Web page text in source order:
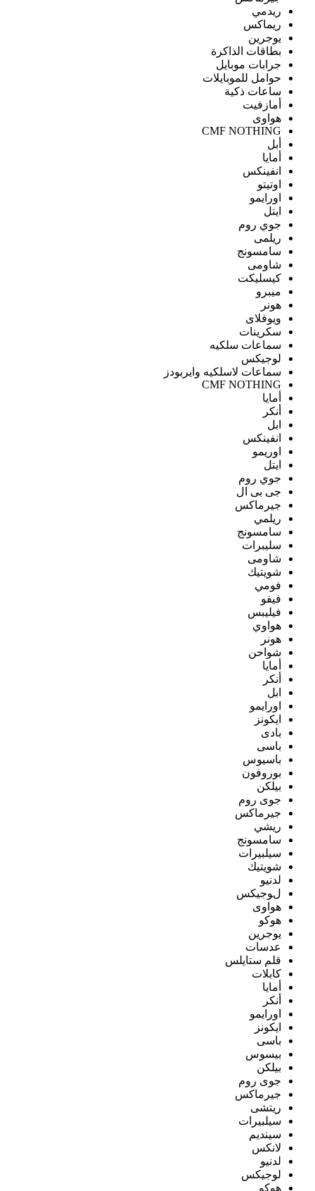
ريدمي
ريماكس
يوجرين
بطاقات الذاكرة
جرابات موبايل
حوامل للموبايلات
ساعات ذكية
أمازفيت
هواوى
CMF NOTHING
أبل
أمايا
انفينكس
اوتيتو
اورايمو
ايتل
جوي روم
ريلمى
سامسونج
شاومى
كيسليكت
ميبرو
هونر
ويوفلاى
سكرينات
سماعات سلكيه
لوجيكس
سماعات لاسلكيه وايربودز
CMF NOTHING
أمايا
أنكر
ابل
انفينكس
اوريمو
ايتل
جوي روم
جى بى ال
جيرماكس
ريلمي
سامسونج
سليبرات
شاومى
شويتيك
فومي
فيفو
فيليبس
هواوي
هونر
شواحن
أمايا
أنكر
ابل
اورايمو
ايكونز
بادى
باسى
باسيوس
بوروفون
بيلكن
جوى روم
جيرماكس
ريشي
سامسونج
سيلبيرات
شويتيك
لدنيو
لوجيكس
هواوى
هوكو
يوجرين
عدسات
قلم ستايلس
كابلات
أمايا
أنكر
اورايمو
ايكونز
باسى
بيسوس
بيلكن
جوى روم
جيرماكس
ريتشى
سيلبيرات
سينديم
لانكس
لدنيو
لوجيكس
هوكو